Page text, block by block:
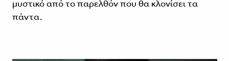
μυστικό από το παρελθόν που θα κλονίσει τα
πάντα.